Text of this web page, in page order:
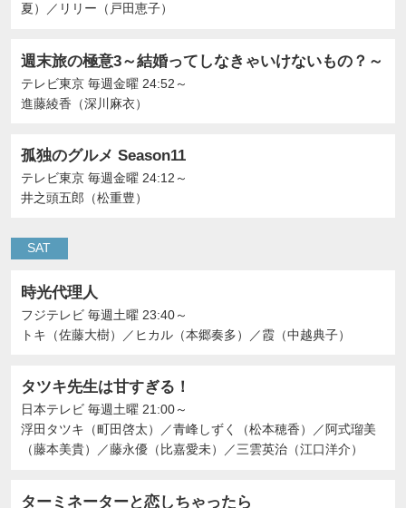
夏）
／ リリー（戸田恵子）
週末旅の極意3～結婚ってしなきゃいけないもの？～
テレビ東京 毎週金曜 24:52～
進藤綾香（深川麻衣）
孤独のグルメ Season11
テレビ東京 毎週金曜 24:12～
井之頭五郎（松重豊）
SAT
時光代理人
フジテレビ 毎週土曜 23:40～
トキ（佐藤大樹）
／ ヒカル（本郷奏多） ／霞（中越典子）
タツキ先生は甘すぎる！
日本テレビ 毎週土曜 21:00～
浮田タツキ（町田啓太）
／青峰しずく（松本穂香） ／ 阿式瑠美
（藤本美貴）
／藤永優（比嘉愛未） ／三雲英治（江口洋介）
ターミネーターと恋しちゃったら